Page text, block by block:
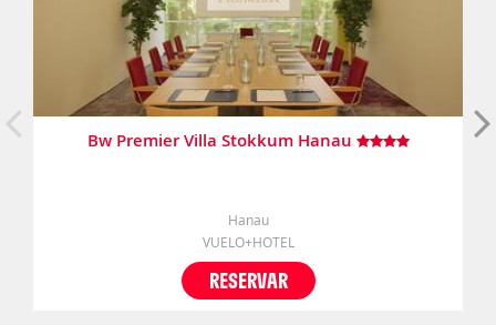
Bw Premier Villa Stokkum Hanau
Hanau
VUELO+HOTEL
RESERVAR